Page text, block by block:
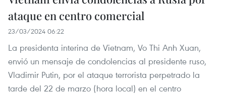
ataque en centro comercial
23/03/2024 06:22
La presidenta interina de Vietnam, Vo Thi Anh Xuan,
envió un mensaje de condolencias al presidente ruso,
Vladimir Putin, por el ataque terrorista perpetrado la
tarde del 22 de marzo (hora local) en el centro